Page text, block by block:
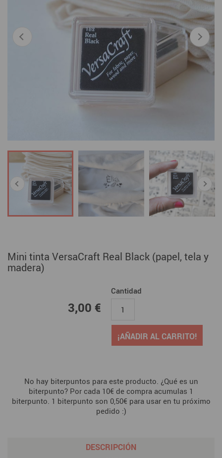
Mini tinta VersaCraft Real Black (papel, tela y
madera)
3,00 €
Cantidad
¡AÑADIR AL CARRITO!
No hay biterpuntos para este producto. ¿Qué es un
biterpunto? Por cada 10€ de compra acumulas 1
biterpunto. 1 biterpunto son 0,50€ para usar en tu próximo
pedido :)
DESCRIPCIÓN